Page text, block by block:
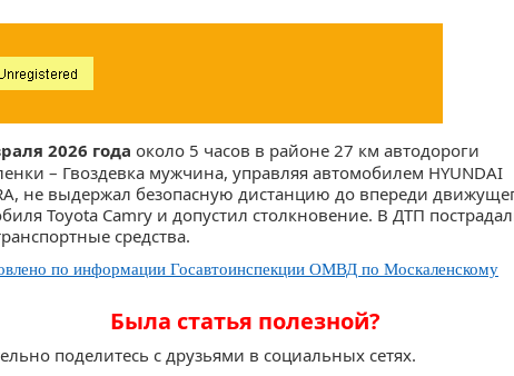
2026 года около 5 часов в районе 27 км автодороги
– Гвоздевка мужчина, управляя автомобилем HYUNDAI
не выдержал безопасную дистанцию до впереди
Toyota Camry и допустил столкновение. В ДТП
средства.
по информации Госавтоинспекции ОМВД по Москаленскому
Была статья полезной?
поделитесь с друзьями в социальных сетях.